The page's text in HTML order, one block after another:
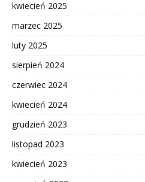
kwiecień 2025
marzec 2025
luty 2025
sierpień 2024
czerwiec 2024
kwiecień 2024
grudzień 2023
listopad 2023
kwiecień 2023